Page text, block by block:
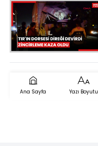
Ana Sayfa Yazı Boyutu